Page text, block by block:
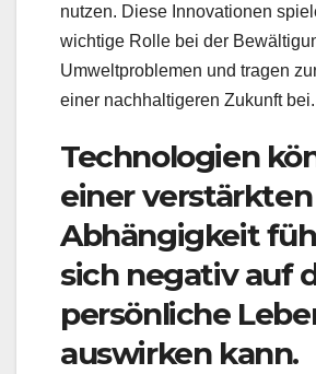
nutzen. Diese Innovationen
wichtige Rolle bei der
Umweltproblemen und tragen
einer nachhaltigeren Zukunft bei.
Technologien
einer verstärkten
Abhängigkeit
sich negativ auf
persönliche
auswirken kann.